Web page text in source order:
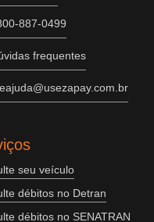
887-0499
frequentes
seu veículo
débitos no Detran
débitos no SENATRAN